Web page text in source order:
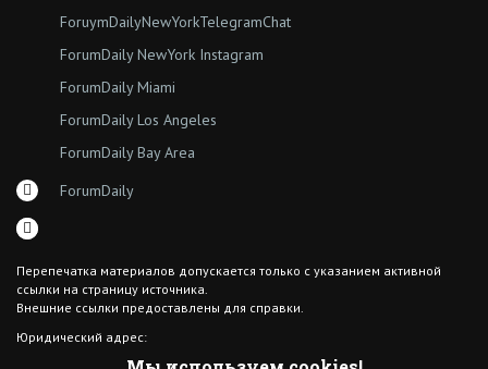
ForuymDailyNewYorkTelegramChat
ForumDaily NewYork Instagram
ForumDaily Miami
ForumDaily Los Angeles
ForumDaily Bay Area
ForumDaily
Перепечатка материалов допускается только с указанием активной
ссылки на страницу источника.
Внешние ссылки предоставлены для справки.
Юридический адрес: